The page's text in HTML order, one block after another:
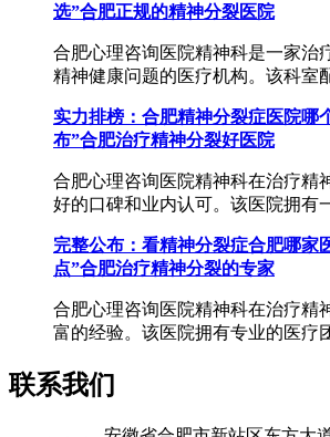
选”合肥正规的精神分裂医院
合肥心理咨询医院精神科是一家治
精神健康问题的医疗机构。该科室
实力排榜：合肥精神分裂症医院哪
布”合肥治疗精神分裂好医院
合肥心理咨询医院精神科在治疗精
好的口碑和业内认可。该医院拥有
完整公布：看精神分裂症合肥哪家
点”合肥治疗精神分裂的专家
合肥心理咨询医院精神科在治疗精
富的经验。该医院拥有专业的医疗
联系我们